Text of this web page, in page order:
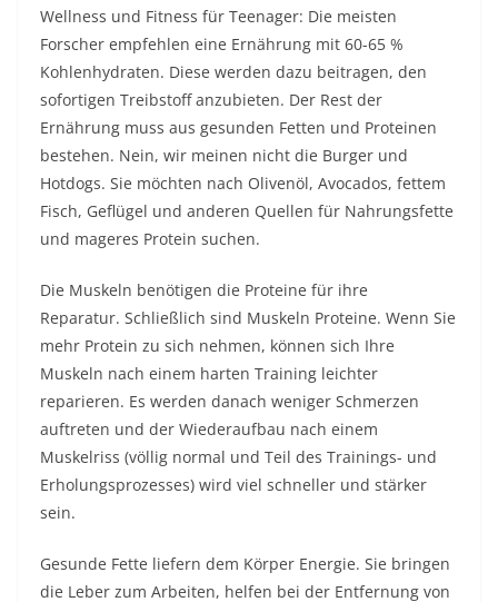
Wellness und Fitness für Teenager: Die meisten
Forscher empfehlen eine Ernährung mit 60-65 %
Kohlenhydraten. Diese werden dazu beitragen, den
sofortigen Treibstoff anzubieten. Der Rest der
Ernährung muss aus gesunden Fetten und Proteinen
bestehen. Nein, wir meinen nicht die Burger und
Hotdogs. Sie möchten nach Olivenöl, Avocados, fettem
Fisch, Geflügel und anderen Quellen für Nahrungsfette
und mageres Protein suchen.
Die Muskeln benötigen die Proteine ​​für ihre
Reparatur. Schließlich sind Muskeln Proteine. Wenn Sie
mehr Protein zu sich nehmen, können sich Ihre
Muskeln nach einem harten Training leichter
reparieren. Es werden danach weniger Schmerzen
auftreten und der Wiederaufbau nach einem
Muskelriss (völlig normal und Teil des Trainings- und
Erholungsprozesses) wird viel schneller und stärker
sein.
Gesunde Fette liefern dem Körper Energie. Sie bringen
die Leber zum Arbeiten, helfen bei der Entfernung von